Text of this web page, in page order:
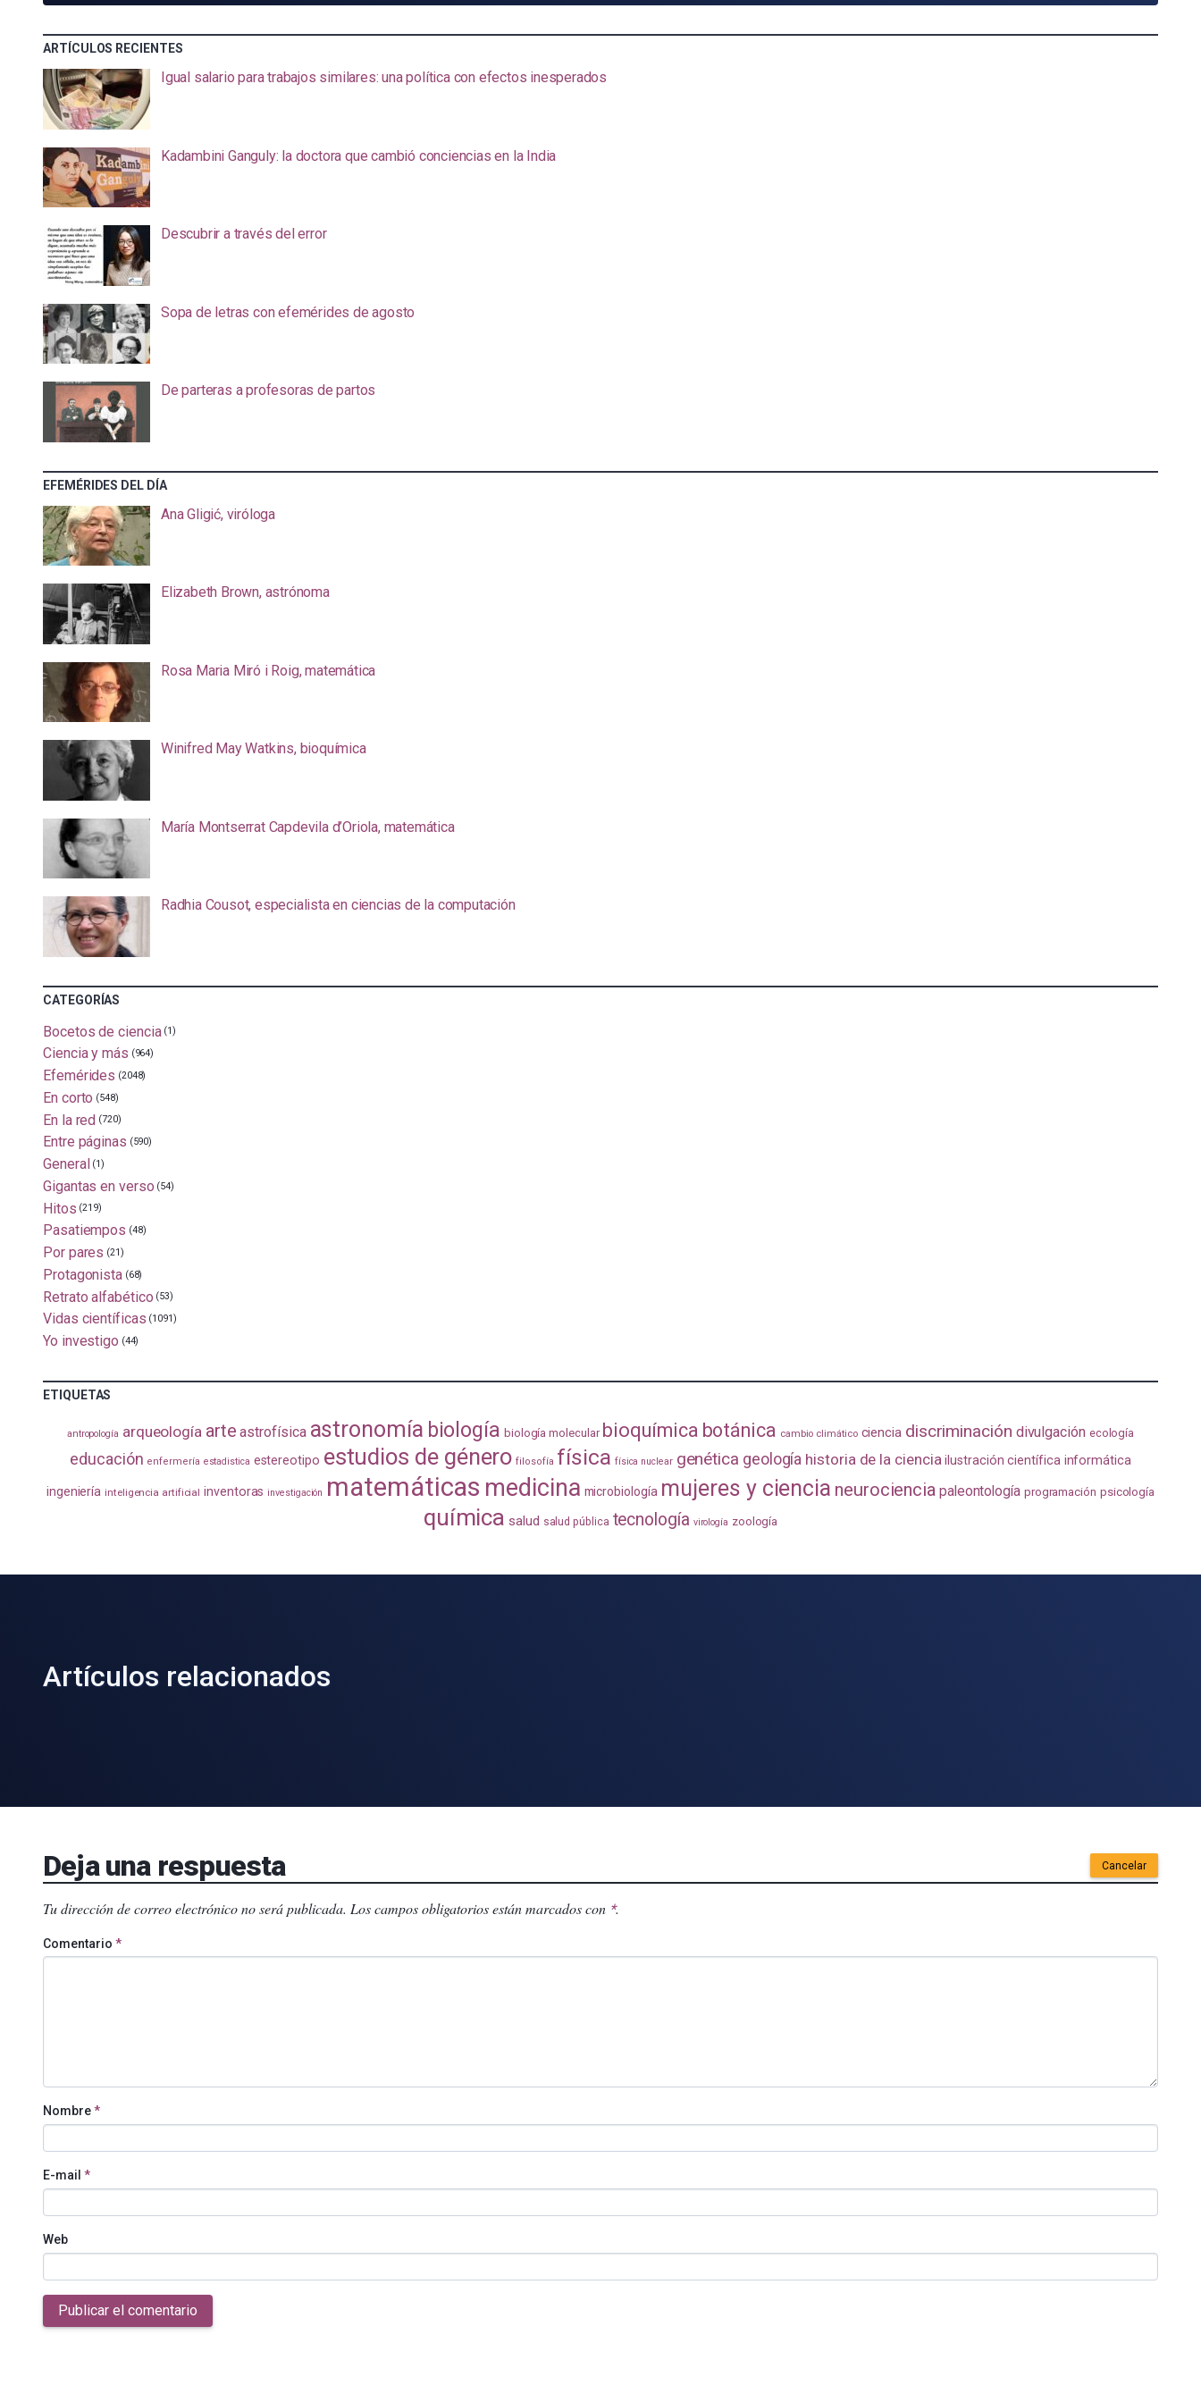
ARTÍCULOS RECIENTES
Igual salario para trabajos similares: una política con efectos inesperados
Kadambini Ganguly: la doctora que cambió conciencias en la India
Descubrir a través del error
Sopa de letras con efemérides de agosto
De parteras a profesoras de partos
EFEMÉRIDES DEL DÍA
Ana Gligić, viróloga
Elizabeth Brown, astrónoma
Rosa Maria Miró i Roig, matemática
Winifred May Watkins, bioquímica
María Montserrat Capdevila d’Oriola, matemática
Radhia Cousot, especialista en ciencias de la computación
CATEGORÍAS
Bocetos de ciencia (1)
Ciencia y más (964)
Efemérides (2048)
En corto (548)
En la red (720)
Entre páginas (590)
General (1)
Gigantas en verso (54)
Hitos (219)
Pasatiempos (48)
Por pares (21)
Protagonista (68)
Retrato alfabético (53)
Vidas científicas (1091)
Yo investigo (44)
ETIQUETAS
antropología arqueología arte astrofísica astronomía biología biología molecular bioquímica botánica cambio climático ciencia discriminación divulgación ecología
educación enfermería estadistica estereotipo estudios de género filosofía física física nuclear genética geología historia de la ciencia ilustración científica informática
ingeniería inteligencia artificial inventoras investigación matemáticas medicina microbiología mujeres y ciencia neurociencia paleontología programación psicología
química salud salud pública tecnología virología zoología
Artículos relacionados
Deja una respuesta Cancelar
Tu dirección de correo electrónico no será publicada. Los campos obligatorios están marcados con *.
Comentario *
Nombre*
E-mail *
Web
Publicar el comentario